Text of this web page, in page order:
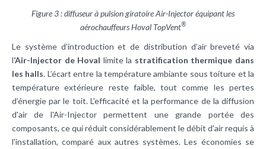
Figure 3 : diffuseur à pulsion giratoire Air-Injector équipant les
aérochauffeurs Hoval TopVent®
Le système d’introduction et de distribution d’air breveté via
l’Air-Injector de Hoval limite la stratification thermique dans
les halls. L’écart entre la température ambiante sous toiture et la
température extérieure reste faible, tout comme les pertes
d’énergie par le toit. L'efficacité et la performance de la diffusion
d'air de l'Air-Injector permettent une grande portée des
composants, ce qui réduit considérablement le débit d'air requis à
l'installation, comparé aux autres systèmes. Les économies se